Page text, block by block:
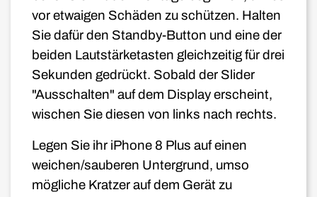
vor etwaigen Schäden zu schützen. Halten
Sie dafür den Standby-Button und eine der
beiden Lautstärketasten gleichzeitig für drei
Sekunden gedrückt. Sobald der Slider
"Ausschalten" auf dem Display erscheint,
wischen Sie diesen von links nach rechts.
Legen Sie ihr iPhone 8 Plus auf einen
weichen/sauberen Untergrund, umso
mögliche Kratzer auf dem Gerät zu